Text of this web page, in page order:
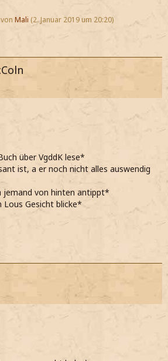
Mali (2. Januar 2019 um 20:20)
über VgddK lese*
ist, a er noch nicht alles auswendig
jemand von hinten antippt*
Gesicht blicke*